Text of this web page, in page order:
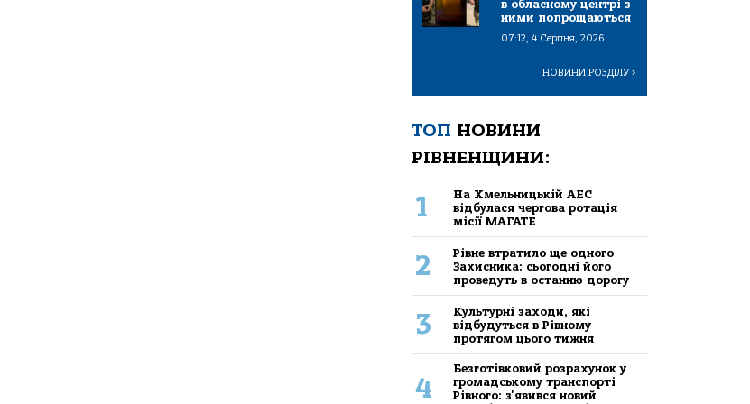
в обласному центрі з
ними попрощаються
07:12, 4 Серпня, 2026
НОВИНИ РОЗДІЛУ>
ТОП НОВИНИ
РІВНЕНЩИНИ:
1
На Хмельницькій АЕС
відбулася чергова ротація
місії МАГАТЕ
2
Рівне втратило ще одного
Захисника: сьогодні його
проведуть в останню дорогу
3
Культурні заходи, які
відбудуться в Рівному
протягом цього тижня
4
Безготівковий розрахунок у
громадському транспорті
Рівного: з'явився новий